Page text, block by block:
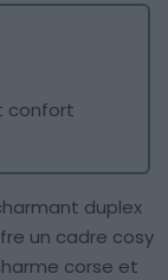
confort
duplex
un cadre cosy
corse et